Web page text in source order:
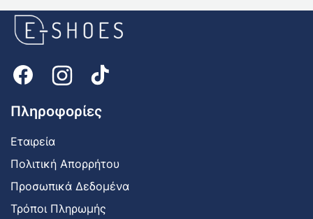
Πληροφορίες
Εταιρεία
Πολιτική Απορρήτου
Προσωπικά Δεδομένα
Τρόποι Πληρωμής